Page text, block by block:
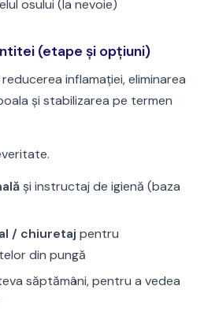
osului (la nevoie)
(etape și opțiuni)
inflamației, eliminarea
și stabilizarea pe termen
și instructaj de igienă (baza
/ chiuretaj pentru
din pungă
săptămâni, pentru a vedea